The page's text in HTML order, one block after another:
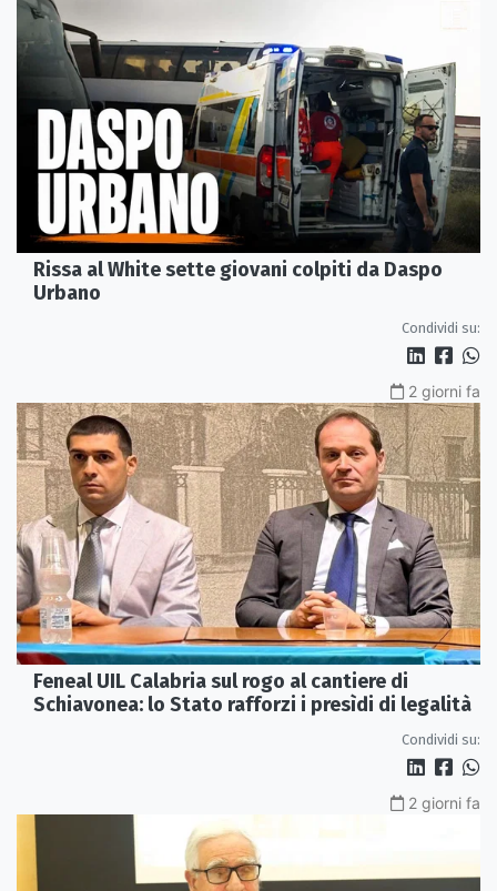
Rissa al White sette giovani colpiti da Daspo
Urbano
Condividi su:
2 giorni fa
Feneal UIL Calabria sul rogo al cantiere di
Schiavonea: lo Stato rafforzi i presìdi di legalità
Condividi su:
2 giorni fa